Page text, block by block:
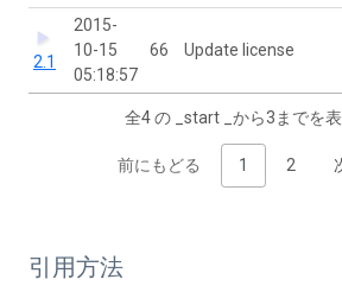
2.1
2015-
10-15
05:18:57
66 Update license
全4 の _start _から3までを表
前にもどる 1 2
引用方法